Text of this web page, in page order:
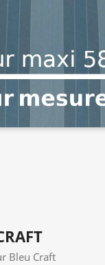
Bleu Craft